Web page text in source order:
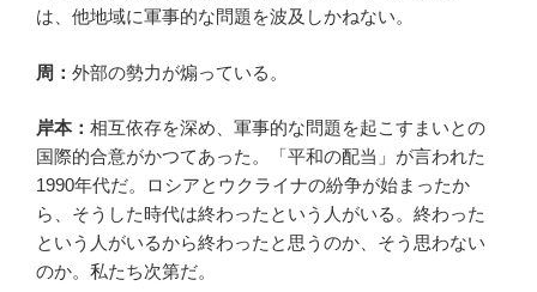
は、他地域に軍事的な問題を波及しかねない。
周： 外部の勢力が煽っている。
岸本： 相互依存を深め、軍事的な問題を起こすまいとの
国際的合意がかつてあった。「平和の配当」が言われた
1990年代だ。ロシアとウクライナの紛争が始まったか
ら、そうした時代は終わったという人がいる。終わった
という人がいるから終わったと思うのか、そう思わない
のか。私たち次第だ。